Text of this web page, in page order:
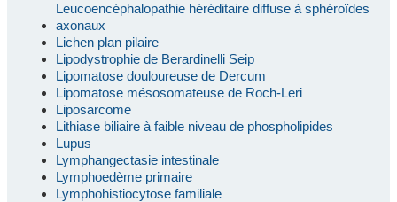
Leucoencéphalopathie héréditaire diffuse à sphéroïdes
axonaux
Lichen plan pilaire
Lipodystrophie de Berardinelli Seip
Lipomatose douloureuse de Dercum
Lipomatose mésosomateuse de Roch-Leri
Liposarcome
Lithiase biliaire à faible niveau de phospholipides
Lupus
Lymphangectasie intestinale
Lymphoedème primaire
Lymphohistiocytose familiale